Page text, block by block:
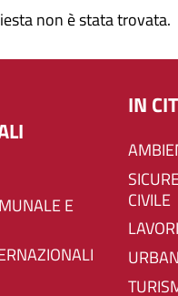
non è stata trovata.
IN
SICUREZZA E PROTEZIONE
CIVILE